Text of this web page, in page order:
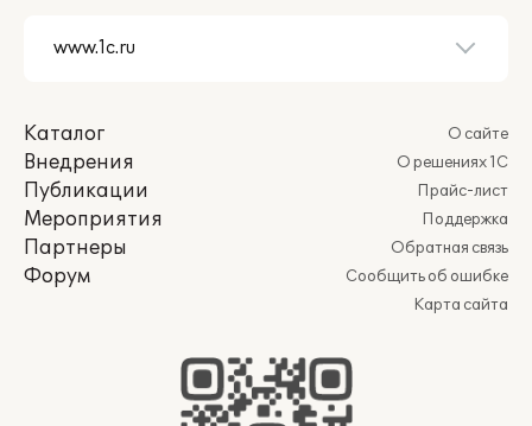
Каталог
Внедрения
Публикации
Мероприятия
Партнеры
Форум
О сайте
О решениях 1С
Прайс-лист
Поддержка
Обратная связь
Сообщить об ошибке
Карта сайта